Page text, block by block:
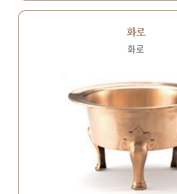
화로
화로